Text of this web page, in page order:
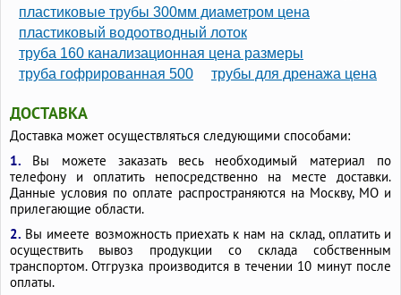
Лотки железобетонные водопропускные
Лотки железобетонные водоотводные с решеткой
Лотки дренажные бетонные в канаву
Лотки дождеприемные бетонные
Лотки для стока воды бетонные
Лотки для канавы железобетонные
Лотки водоотводные бетонные с чугунной решеткой
Лотки водоотводные бетонные с решеткой
пластиковые трубы 300мм диаметром цена
пластиковый водоотводный лоток
труба 160 канализационная цена размеры
труба гофрированная 500
трубы для дренажа цена
ДОСТАВКА
Доставка может осуществляться следующими способами:
1. Вы можете заказать весь необходимый материал по
телефону и оплатить непосредственно на месте доставки.
Данные условия по оплате распространяются на Москву, МО и
прилегающие области.
2. Вы имеете возможность приехать к нам на склад, оплатить и
осуществить вывоз продукции со склада собственным
транспортом. Отгрузка производится в течении 10 минут после
оплаты.